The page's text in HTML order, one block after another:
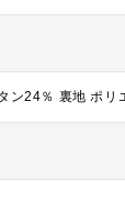
ン24％ 裏地 ポリ